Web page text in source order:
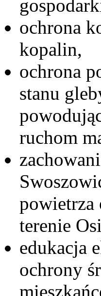
ochrona
kopalin,
ochrona
stanu
ruchom
powietrza
terenie
edukacja
ochrony